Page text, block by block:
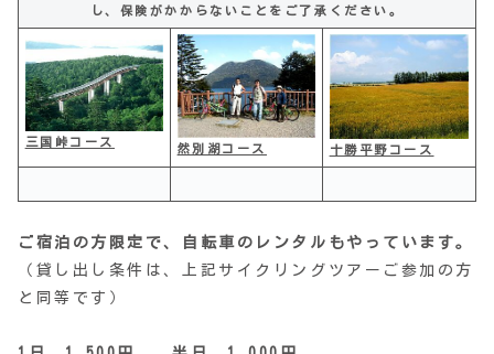
し、保険がかからないことをご了承ください。
三国峠コース
然別湖コース 十勝平野コース
ご宿泊の方限定で、自転車のレンタルもやっています。
（貸し出し条件は、上記サイクリングツアーご参加の方
と同等です）